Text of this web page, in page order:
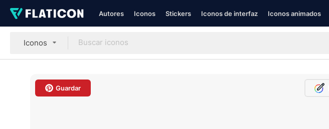
Autores Iconos Stickers Iconos de interfaz Iconos animados
Iconos
Guardar